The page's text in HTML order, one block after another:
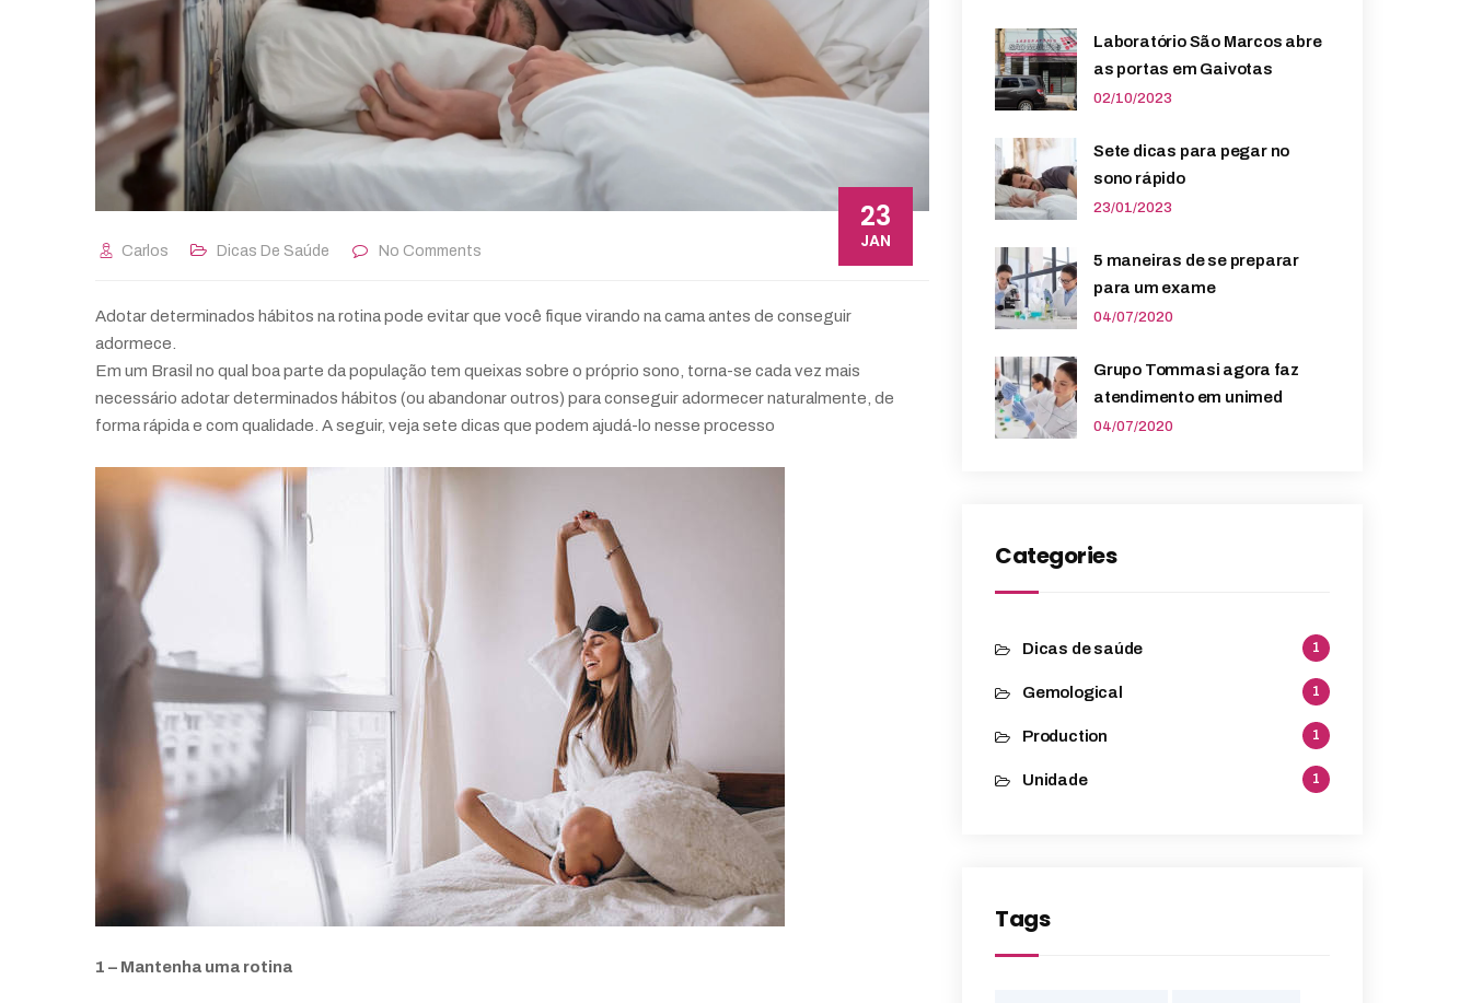
23
JAN
Carlos Dicas De Saúde No Comments
Adotar determinados hábitos na rotina pode evitar que você fique virando na cama antes de conseguir
adormece.
Em um Brasil no qual boa parte da população tem queixas sobre o próprio sono, torna-se cada vez mais
necessário adotar determinados hábitos (ou abandonar outros) para conseguir adormecer naturalmente, de
forma rápida e com qualidade. A seguir, veja sete dicas que podem ajudá-lo nesse processo
1 – Mantenha uma rotina
Laboratório São Marcos abre
as portas em Gaivotas
02/10/2023
Sete dicas para pegar no
sono rápido
23/01/2023
5 maneiras de se preparar
para um exame
04/07/2020
Grupo Tommasi agora faz
atendimento em unimed
04/07/2020
Categories
Dicas de saúde 1
Gemological 1
Production 1
Unidade 1
Tags